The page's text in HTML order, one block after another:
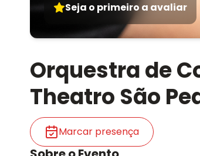
Seja o primeiro a avaliar
Orquestra de
Theatro São
Marcar presença